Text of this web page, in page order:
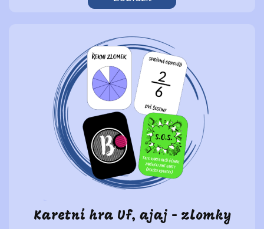
Karetní hra Uf, ajaj - zlomky